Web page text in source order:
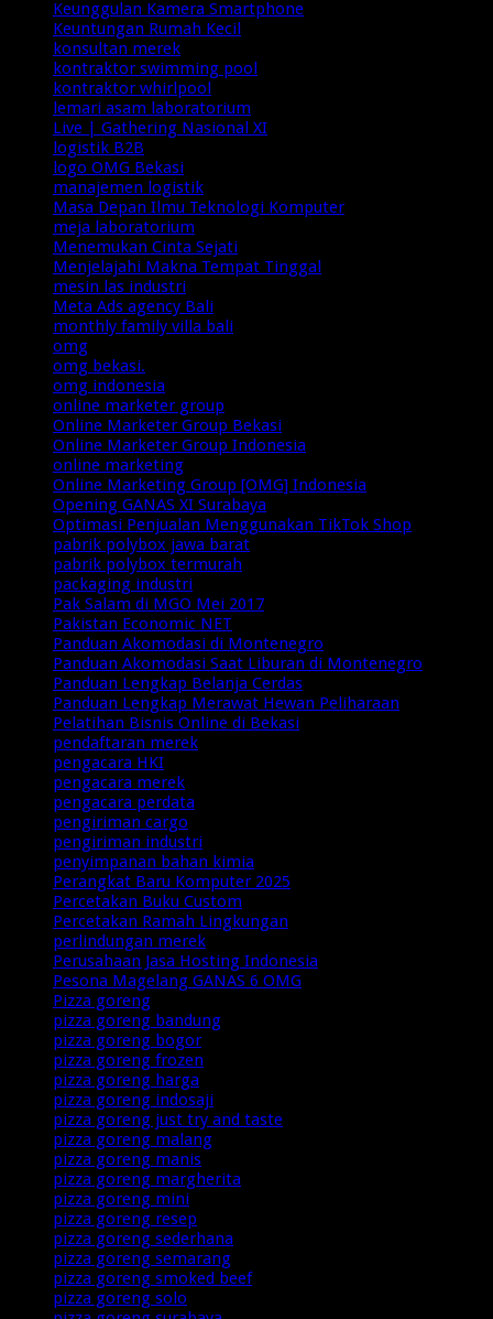
Keunggulan Kamera Smartphone
Keuntungan Rumah Kecil
konsultan merek
kontraktor swimming pool
kontraktor whirlpool
lemari asam laboratorium
Live | Gathering Nasional XI
logistik B2B
logo OMG Bekasi
manajemen logistik
Masa Depan Ilmu Teknologi Komputer
meja laboratorium
Menemukan Cinta Sejati
Menjelajahi Makna Tempat Tinggal
mesin las industri
Meta Ads agency Bali
monthly family villa bali
omg
omg bekasi.
omg indonesia
online marketer group
Online Marketer Group Bekasi
Online Marketer Group Indonesia
online marketing
Online Marketing Group [OMG] Indonesia
Opening GANAS XI Surabaya
Optimasi Penjualan Menggunakan TikTok Shop
pabrik polybox jawa barat
pabrik polybox termurah
packaging industri
Pak Salam di MGO Mei 2017
Pakistan Economic NET
Panduan Akomodasi di Montenegro
Panduan Akomodasi Saat Liburan di Montenegro
Panduan Lengkap Belanja Cerdas
Panduan Lengkap Merawat Hewan Peliharaan
Pelatihan Bisnis Online di Bekasi
pendaftaran merek
pengacara HKI
pengacara merek
pengacara perdata
pengiriman cargo
pengiriman industri
penyimpanan bahan kimia
Perangkat Baru Komputer 2025
Percetakan Buku Custom
Percetakan Ramah Lingkungan
perlindungan merek
Perusahaan Jasa Hosting Indonesia
Pesona Magelang GANAS 6 OMG
Pizza goreng
pizza goreng bandung
pizza goreng bogor
pizza goreng frozen
pizza goreng harga
pizza goreng indosaji
pizza goreng just try and taste
pizza goreng malang
pizza goreng manis
pizza goreng margherita
pizza goreng mini
pizza goreng resep
pizza goreng sederhana
pizza goreng semarang
pizza goreng smoked beef
pizza goreng solo